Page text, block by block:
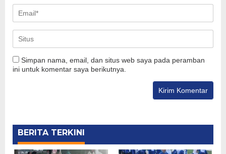
Simpan nama, email, dan situs web saya pada peramban
ini untuk komentar saya berikutnya.
BERITA TERKINI